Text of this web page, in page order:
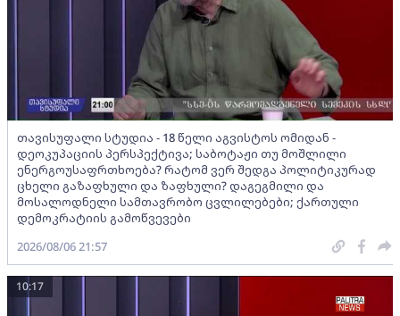
თავისუფალი სტუდია - 18 წელი აგვისტოს ომიდან -
დეოკუპაციის პერსპექტივა; საბოტაჟი თუ მოშლილი
ენერგოუსაფრთხოება? რატომ ვერ შედგა პოლიტიკურად
ცხელი გაზაფხული და ზაფხული? დაგეგმილი და
მოსალოდნელი სამთავრობო ცვლილებები; ქართული
დემოკრატიის გამოწვევები
2026/08/06 21:57
10:17